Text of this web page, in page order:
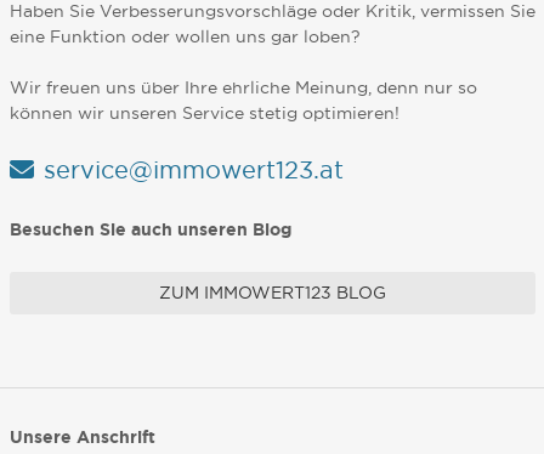
Haben Sie Verbesserungsvorschläge oder Kritik, vermissen Sie
eine Funktion oder wollen uns gar loben?
Wir freuen uns über Ihre ehrliche Meinung, denn nur so
können wir unseren Service stetig optimieren!
service@immowert123.at
Besuchen Sie auch unseren Blog
ZUM IMMOWERT123 BLOG
Unsere Anschrift